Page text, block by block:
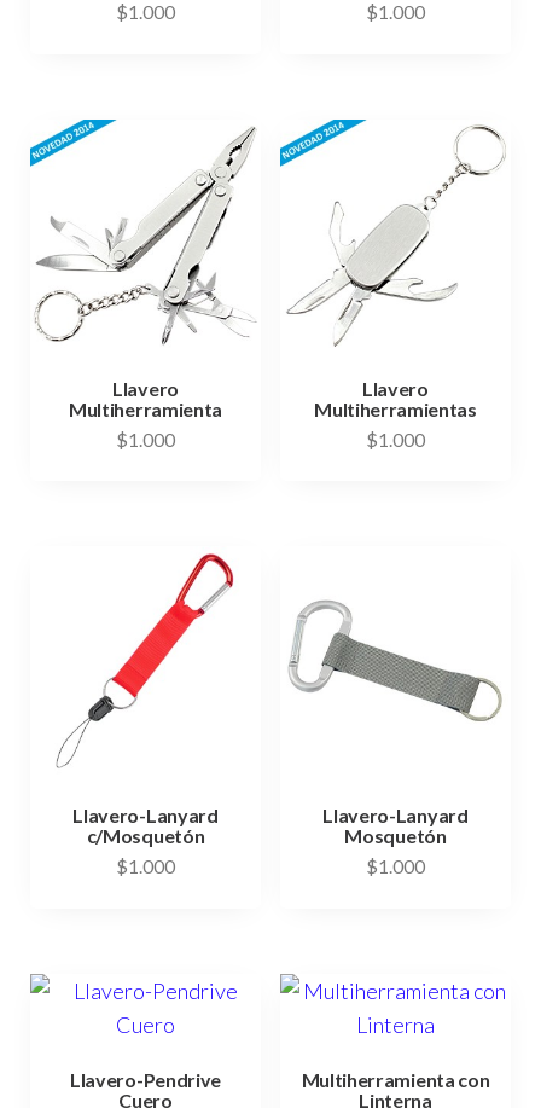
$1.000 $1.000
Llavero
Multiherramienta
$1.000
Llavero
Multiherramientas
$1.000
Llavero-Lanyard
c/Mosquetón
$1.000
Llavero-Lanyard
Mosquetón
$1.000
Llavero-Pendrive
Cuero
Multiherramienta con
Linterna